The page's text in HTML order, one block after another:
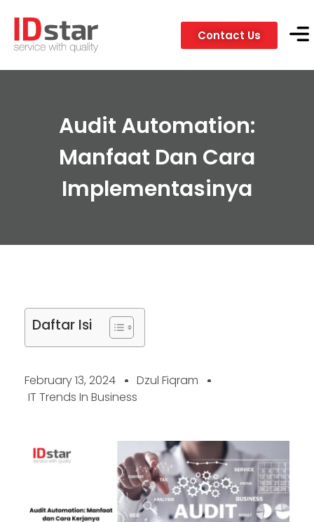
Contact Us
Audit Automation:
Manfaat Dan Cara
Implementasinya
Daftar Isi
February 13, 2024
Dzul Fiqram
IT Trends In Business